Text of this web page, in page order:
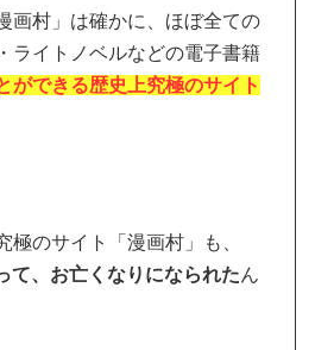
画村」は確かに、ほぼ全ての
ライトノベルなどの電子書籍
ができる歴史上究極のサイト
のサイト「漫画村」も、
て、お亡くなりになられたん